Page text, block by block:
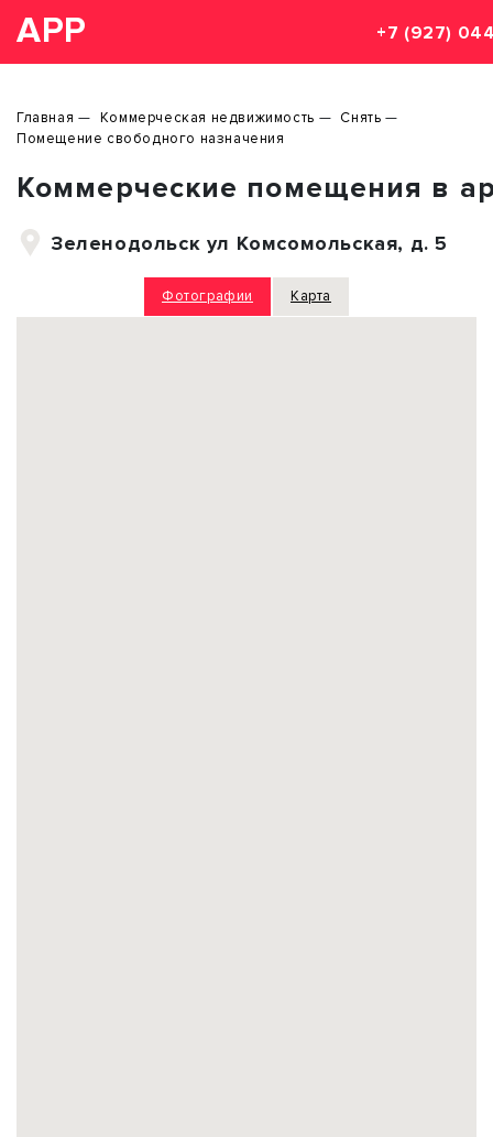
АРР +7 (927)
Главная Коммерческая недвижимость
Снять
Помещение свободного назначения
Коммерческие помещения в
Зеленодольск ул Комсомольская, д. 5
Фотографии Карта